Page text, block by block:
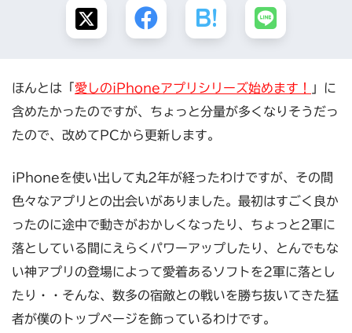
ほんとは「愛しのiPhoneアプリシリーズ始めます！
」に
含めたかったのですが、ちょっと分量が多くなりそうだっ
たので、改めてPCから更新します。
iPhoneを使い出して丸2年が経ったわけですが、その間
色々なアプリとの出会いがありました。最初はすごく良か
ったのに途中で動きがおかしくなったり、ちょっと2軍に
落としている間にえらくパワーアップしたり、とんでもな
い神アプリの登場によって愛着あるソフトを2軍に落とし
たり・・そんな、数多の宿敵との戦いを勝ち抜いてきた猛
者が僕のトップページを飾っているわけです。